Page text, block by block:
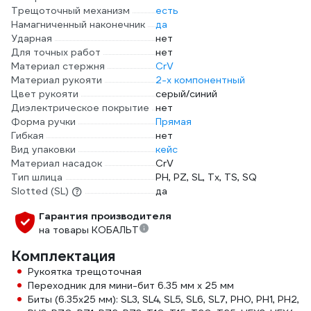
Трещоточный механизм
есть
Намагниченный наконечник
да
Ударная
нет
Для точных работ
нет
Материал стержня
CrV
Материал рукояти
2-х компонентный
Цвет рукояти
серый/синий
Диэлектрическое покрытие нет
Форма ручки
Прямая
Гибкая
нет
Вид упаковки
кейс
Материал насадок
CrV
Тип шлица
PH, PZ, SL, Tx, TS, SQ
Slotted (SL)
да
Гарантия производителя
на товары КОБАЛЬТ
Комплектация
Рукоятка трещоточная
Переходник для мини-бит 6.35 мм х 25 мм
Биты (6.35х25 мм): SL3, SL4, SL5, SL6, SL7, PH0, PH1, PH2,